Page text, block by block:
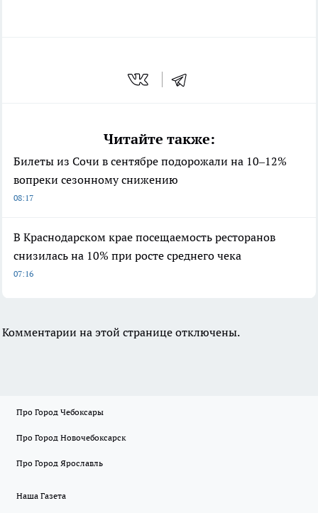
Читайте также:
Билеты из Сочи в сентябре подорожали на 10–12%
вопреки сезонному снижению
08:17
В Краснодарском крае посещаемость ресторанов
снизилась на 10% при росте среднего чека
07:16
Комментарии на этой странице отключены.
Про Город Чебоксары
Про Город Новочебоксарск
Про Город Ярославль
Наша Газета